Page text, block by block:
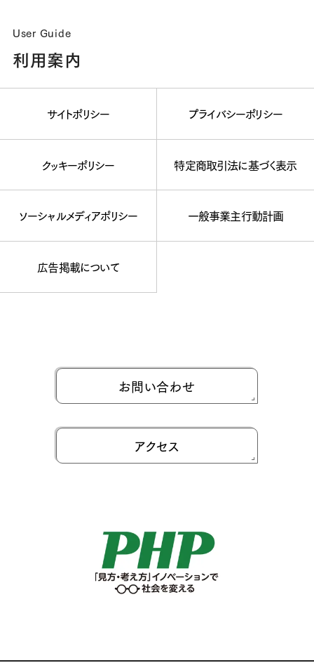
User Guide
利用案内
サイトポリシー プライバシーポリシー
クッキーポリシー 特定商取引法に基づく表示
ソーシャルメディアポリシー 一般事業主行動計画
広告掲載について
お問い合わせ
アクセス